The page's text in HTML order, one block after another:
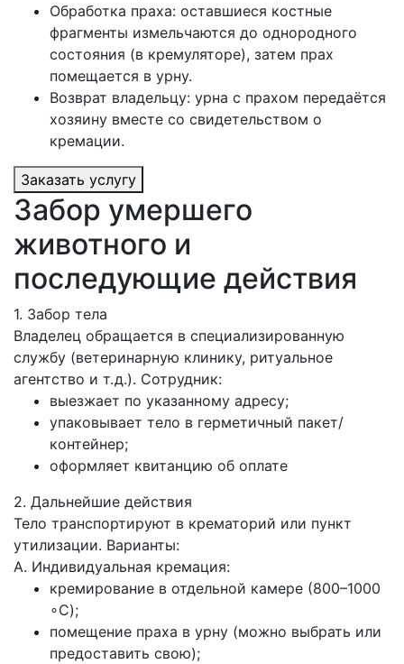
Обработка праха: оставшиеся костные
фрагменты измельчаются до однородного
состояния (в кремуляторе), затем прах
помещается в урну.
Возврат владельцу: урна с прахом передаётся
хозяину вместе со свидетельством о
кремации.
Заказать услугу
Забор умершего
животного и
последующие действия
1. Забор тела
Владелец обращается в специализированную
службу (ветеринарную клинику, ритуальное
агентство и т. д.). Сотрудник:
выезжает по указанному адресу;
упаковывает тело в герметичный пакет/
контейнер;
оформляет квитанцию об оплате
2. Дальнейшие действия
Тело транспортируют в крематорий или пункт
утилизации. Варианты:
А. Индивидуальная кремация:
кремирование в отдельной камере (800–1000
∘C);
помещение праха в урну (можно выбрать или
предоставить свою);